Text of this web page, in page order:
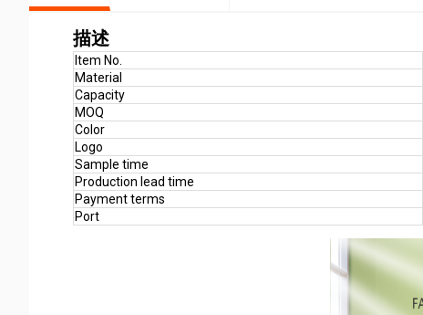
描述
Item No.
Material
Capacity
MOQ
Color
Logo
Sample time
Production lead time
Payment terms
Port